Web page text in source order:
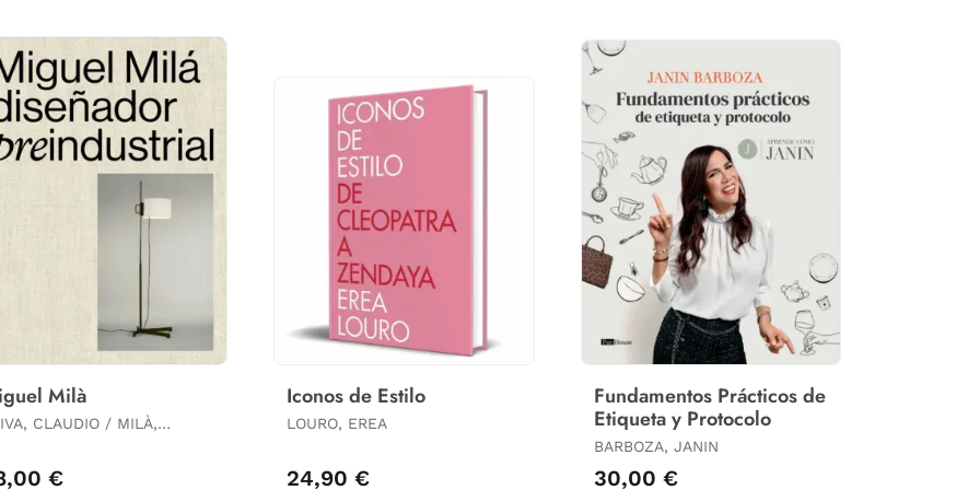
Milà
CLAUDIO / MILÀ,
€
Iconos de Estilo
LOURO, EREA
24,90 €
Fundamentos Prácticos de
Etiqueta y Protocolo
BARBOZA, JANIN
30,00 €